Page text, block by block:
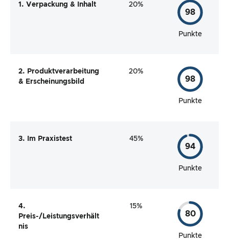
1. Verpackung & Inhalt 20%
98
Punkte
2. Produktverarbeitung
& Erscheinungsbild
20%
98
Punkte
3. Im Praxistest 45%
94
Punkte
4.
Preis-/Leistungsverhält
nis
15%
80
Punkte